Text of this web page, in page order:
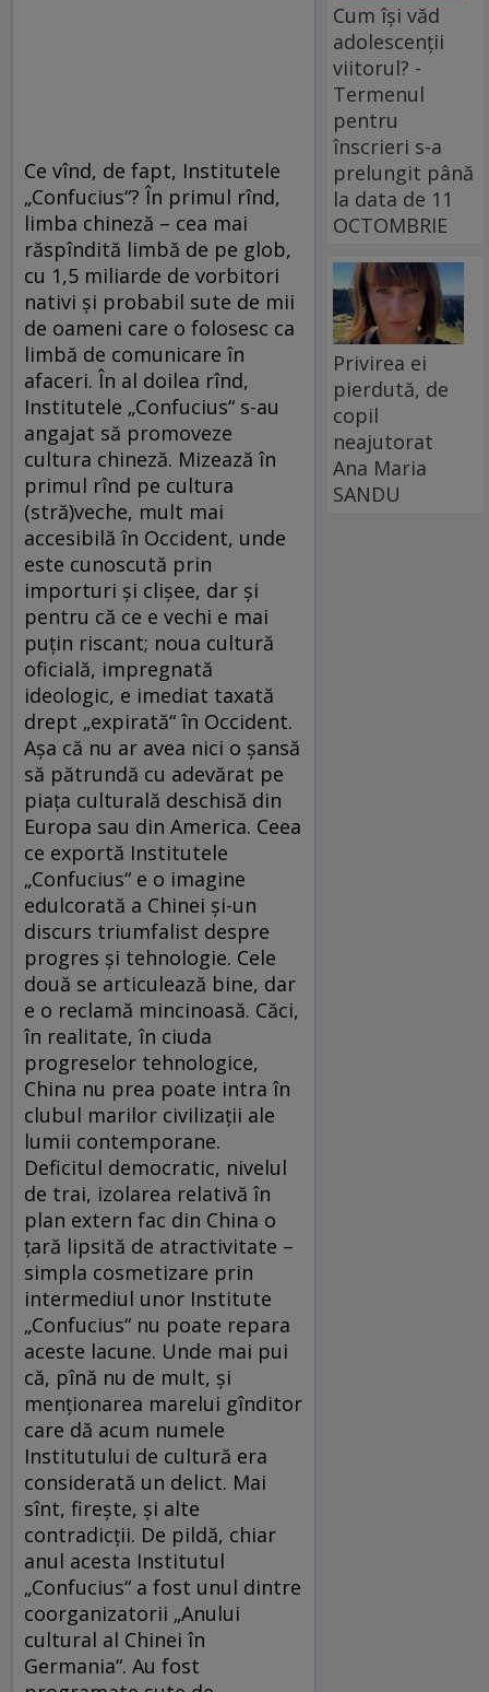
Ce vînd, de fapt, Institutele
„Confucius“? În primul rînd,
limba chineză – cea mai
răspîndită limbă de pe glob,
cu 1,5 miliarde de vorbitori
nativi şi probabil sute de mii
de oameni care o folosesc ca
limbă de comunicare în
afaceri. În al doilea rînd,
Institutele „Confucius“ s-au
angajat să promoveze
cultura chineză. Mizează în
primul rînd pe cultura
(stră)veche, mult mai
accesibilă în Occident, unde
este cunoscută prin
importuri şi clişee, dar şi
pentru că ce e vechi e mai
puţin riscant; noua cultură
oficială, impregnată
ideologic, e imediat taxată
drept „expirată“ în Occident.
Aşa că nu ar avea nici o şansă
să pătrundă cu adevărat pe
piaţa culturală deschisă din
Europa sau din America. Ceea
ce exportă Institutele
„Confucius“ e o imagine
edulcorată a Chinei şi-un
discurs triumfalist despre
progres şi tehnologie. Cele
două se articulează bine, dar
e o reclamă mincinoasă. Căci,
în realitate, în ciuda
progreselor tehnologice,
China nu prea poate intra în
clubul marilor civilizaţii ale
lumii contemporane.
Deficitul democratic, nivelul
de trai, izolarea relativă în
plan extern fac din China o
ţară lipsită de atractivitate –
simpla cosmetizare prin
intermediul unor Institute
„Confucius“ nu poate repara
aceste lacune. Unde mai pui
că, pînă nu de mult, şi
menţionarea marelui gînditor
care dă acum numele
Institutului de cultură era
considerată un delict. Mai
sînt, fireşte, şi alte
contradicţii. De pildă, chiar
anul acesta Institutul
„Confucius“ a fost unul dintre
coorganizatorii „Anului
cultural al Chinei în
Germania“. Au fost
Cum își văd
adolescenții
viitorul? -
Termenul
pentru
înscrieri s-a
prelungit până
la data de 11
OCTOMBRIE
Privirea ei
pierdută, de
copil
neajutorat
Ana Maria
SANDU